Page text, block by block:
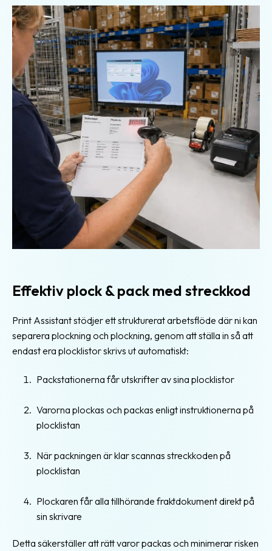
Effektiv plock & pack med streckkod
Print Assistant stödjer ett strukturerat arbetsflöde där ni kan
separera plockning och plockning, genom att ställa in så att
endast era plocklistor skrivs ut automatiskt:
Packstationerna får utskrifter av sina plocklistor
Varorna plockas och packas enligt instruktionerna på
plocklistan
När packningen är klar scannas streckkoden på
plocklistan
Plockaren får alla tillhörande fraktdokument direkt på
sin skrivare
Detta säkerställer att rätt varor packas och minimerar risken